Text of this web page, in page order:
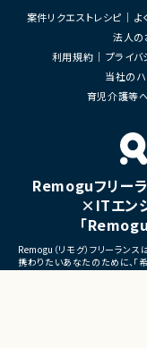
・詳細設計書、テスト仕様
作成
・成果物レビューおよび
・開発メンバーへの技術
・少人数体制でのプロジ
プロジェクト拡大に伴う増
案件リクエストレシピ よ
法人の
利用規約
プライバ
当社の
育児介護等
Remoguフリーラ
×ITエン
「
Remogu（リモグ）フリーラン
携わりたいあなたのために、「
エージェントです。